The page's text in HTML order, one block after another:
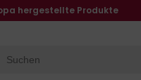
hergestellte Produkte